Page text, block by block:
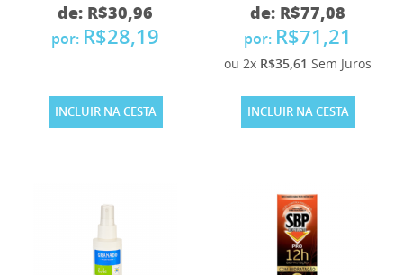
de: R$30,96
por: R$28,19
INCLUIR NA CESTA
de: R$77,08
por: R$71,21
ou 2x R$35,61 Sem Juros
INCLUIR NA CESTA